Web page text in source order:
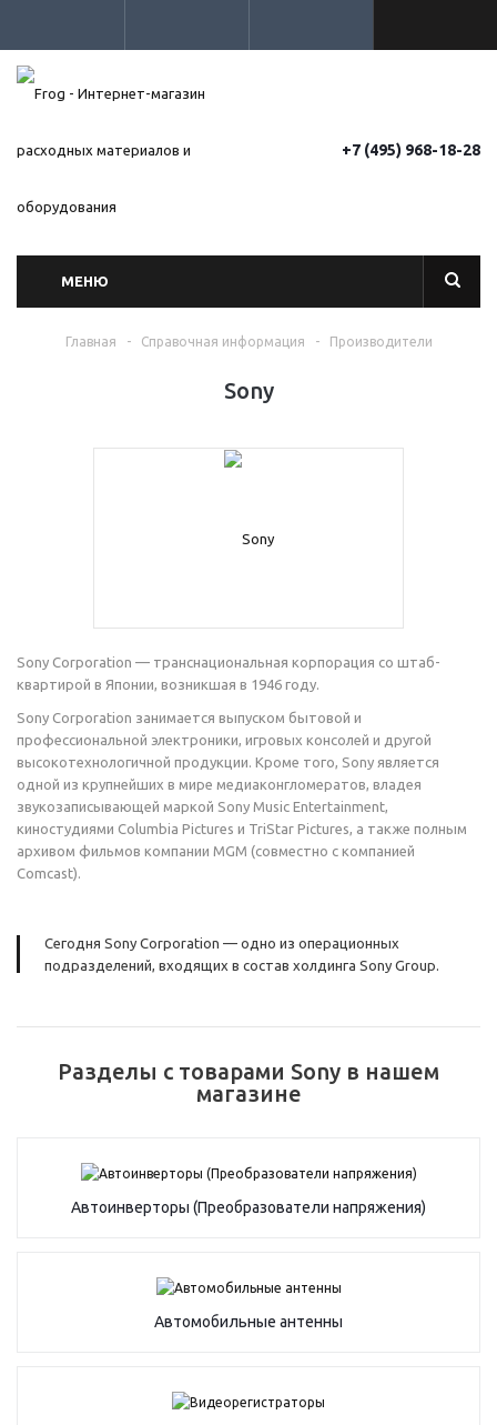
+7 (495) 968-18-28
МЕНЮ
Главная - Справочная информация - Производители
Sony
Sony Corporation — транснациональная корпорация со штаб-
квартирой в Японии, возникшая в 1946 году.
Sony Corporation занимается выпуском бытовой и
профессиональной электроники, игровых консолей и другой
высокотехнологичной продукции. Кроме того, Sony является
одной из крупнейших в мире медиаконгломератов, владея
звукозаписывающей маркой Sony Music Entertainment,
киностудиями Columbia Pictures и TriStar Pictures, а также полным
архивом фильмов компании MGM (совместно с компанией
Comcast).
Сегодня Sony Corporation — одно из операционных
подразделений, входящих в состав холдинга Sony Group.
Разделы с товарами Sony в нашем
магазине
Автоинверторы (Преобразователи напряжения)
Автомобильные антенны